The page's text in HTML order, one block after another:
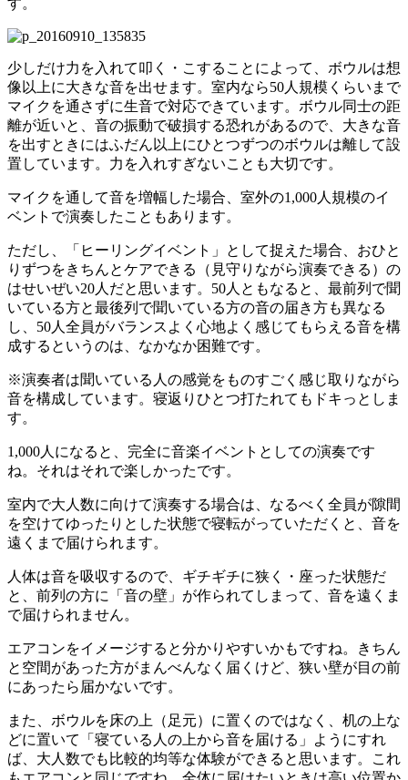
す。
少しだけ力を入れて叩く・こすることによって、ボウルは想
像以上に大きな音を出せます。室内なら50人規模くらいまで
マイクを通さずに生音で対応できています。ボウル同士の距
離が近いと、音の振動で破損する恐れがあるので、大きな音
を出すときにはふだん以上にひとつずつのボウルは離して設
置しています。力を入れすぎないことも大切です。
マイクを通して音を増幅した場合、室外の1,000人規模のイ
ベントで演奏したこともあります。
ただし、「ヒーリングイベント」として捉えた場合、おひと
りずつをきちんとケアできる（見守りながら演奏できる）の
はせいぜい20人だと思います。50人ともなると、最前列で聞
いている方と最後列で聞いている方の音の届き方も異なる
し、50人全員がバランスよく心地よく感じてもらえる音を構
成するというのは、なかなか困難です。
※演奏者は聞いている人の感覚をものすごく感じ取りながら
音を構成しています。寝返りひとつ打たれてもドキっとしま
す。
1,000人になると、完全に音楽イベントとしての演奏です
ね。それはそれで楽しかったです。
室内で大人数に向けて演奏する場合は、なるべく全員が隙間
を空けてゆったりとした状態で寝転がっていただくと、音を
遠くまで届けられます。
人体は音を吸収するので、ギチギチに狭く・座った状態だ
と、前列の方に「音の壁」が作られてしまって、音を遠くま
で届けられません。
エアコンをイメージすると分かりやすいかもですね。きちん
と空間があった方がまんべんなく届くけど、狭い壁が目の前
にあったら届かないです。
また、ボウルを床の上（足元）に置くのではなく、机の上な
どに置いて「寝ている人の上から音を届ける」ようにすれ
ば、大人数でも比較的均等な体験ができると思います。これ